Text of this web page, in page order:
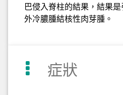
巴侵入脊柱的結果，結果
外冷膿腫結核性肉芽腫。
症狀